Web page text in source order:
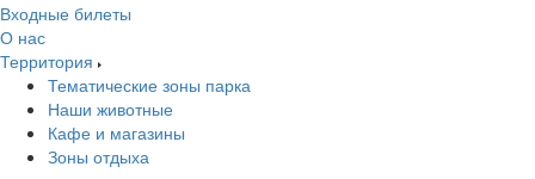
Входные билеты
О нас
Территория
Тематические зоны парка
Наши животные
Кафе и магазины
Зоны отдыха